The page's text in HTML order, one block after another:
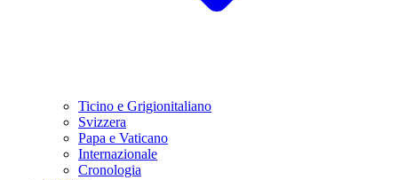
Ticino e Grigionitaliano
Svizzera
Papa e Vaticano
Internazionale
Cronologia